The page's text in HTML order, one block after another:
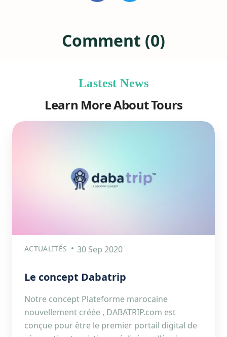
Comment (0)
Lastest News
Learn More About Tours
ACTUALITÉS 30 Sep 2020
Le concept Dabatrip
Notre concept Plateforme marocaine
nouvellement créée , DABATRIP.com est
conçue pour être le premier portail digital de